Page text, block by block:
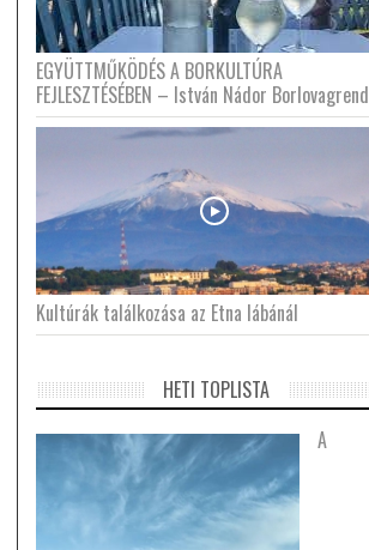
EGYÜTTMŰKÖDÉS A BORKULTÚRA
FEJLESZTÉSÉBEN – István Nádor Borlovagrend
Kultúrák találkozása az Etna lábánál
HETI TOPLISTA
A